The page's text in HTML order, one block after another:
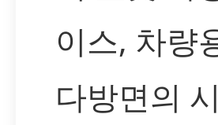
이스, 차량
다방면의